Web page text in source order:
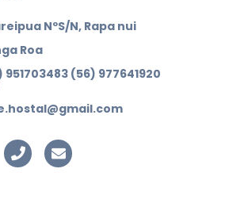
NºS/N, Rapa nui
Roa
951703483 (56) 977641920